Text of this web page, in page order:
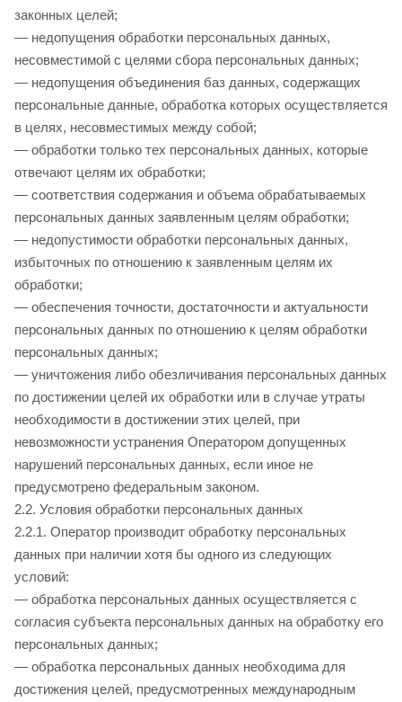
законных целей;
— недопущения обработки персональных данных,
несовместимой с целями сбора персональных данных;
— недопущения объединения баз данных, содержащих
персональные данные, обработка которых осуществляется
в целях, несовместимых между собой;
— обработки только тех персональных данных, которые
отвечают целям их обработки;
— соответствия содержания и объема обрабатываемых
персональных данных заявленным целям обработки;
— недопустимости обработки персональных данных,
избыточных по отношению к заявленным целям их
обработки;
— обеспечения точности, достаточности и актуальности
персональных данных по отношению к целям обработки
персональных данных;
— уничтожения либо обезличивания персональных данных
по достижении целей их обработки или в случае утраты
необходимости в достижении этих целей, при
невозможности устранения Оператором допущенных
нарушений персональных данных, если иное не
предусмотрено федеральным законом.
2.2. Условия обработки персональных данных
2.2.1. Оператор производит обработку персональных
данных при наличии хотя бы одного из следующих
условий:
— обработка персональных данных осуществляется с
согласия субъекта персональных данных на обработку его
персональных данных;
— обработка персональных данных необходима для
достижения целей, предусмотренных международным